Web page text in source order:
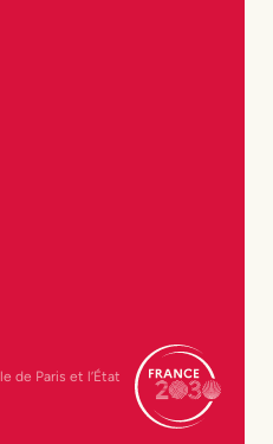
de Paris et l’État